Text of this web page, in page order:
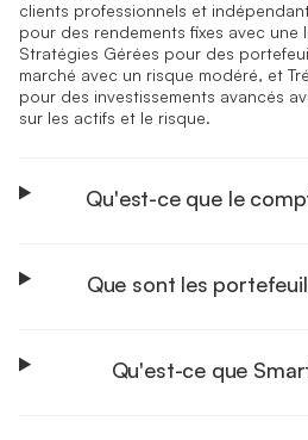
clients professionnels et
pour des rendements fixes avec une
Stratégies Gérées pour des
marché avec un risque modéré, et
pour des investissements avancés
sur les actifs et le risque.
Qu'est-ce que le
Que sont les
Qu'est-ce que